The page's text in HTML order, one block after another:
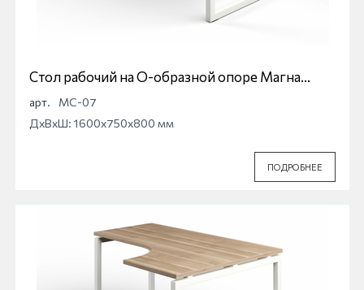
Стол рабочий на О-образной опоре Магна
МС-07
арт.
МС-07
ДхВхШ: 1600x750x800 мм
ПОДРОБНЕЕ